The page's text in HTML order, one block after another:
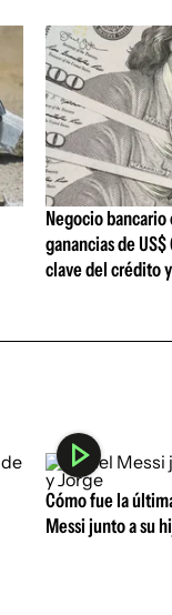
Negocio
ganancias de
clave del crédito
Cómo fue la
Messi junto a su